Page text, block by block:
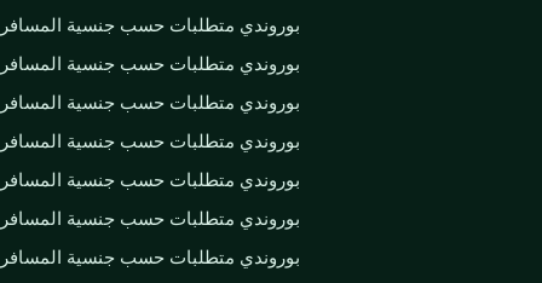
بوروندي متطلبات حسب جنسية المسافر
بوروندي متطلبات حسب جنسية المسافر
بوروندي متطلبات حسب جنسية المسافر
بوروندي متطلبات حسب جنسية المسافر
بوروندي متطلبات حسب جنسية المسافر
بوروندي متطلبات حسب جنسية المسافر
بوروندي متطلبات حسب جنسية المسافر